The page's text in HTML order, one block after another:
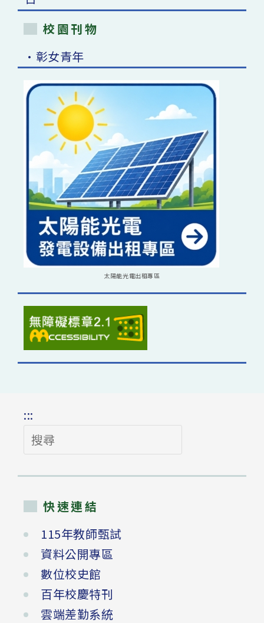
校園刊物
•彰女青年
太陽能光電出租專區
:::
搜
尋
快速連結
115年教師甄試
資料公開專區
數位校史館
百年校慶特刊
雲端差勤系統